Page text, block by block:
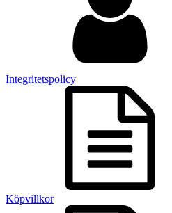
Integritetspolicy
Köpvillkor